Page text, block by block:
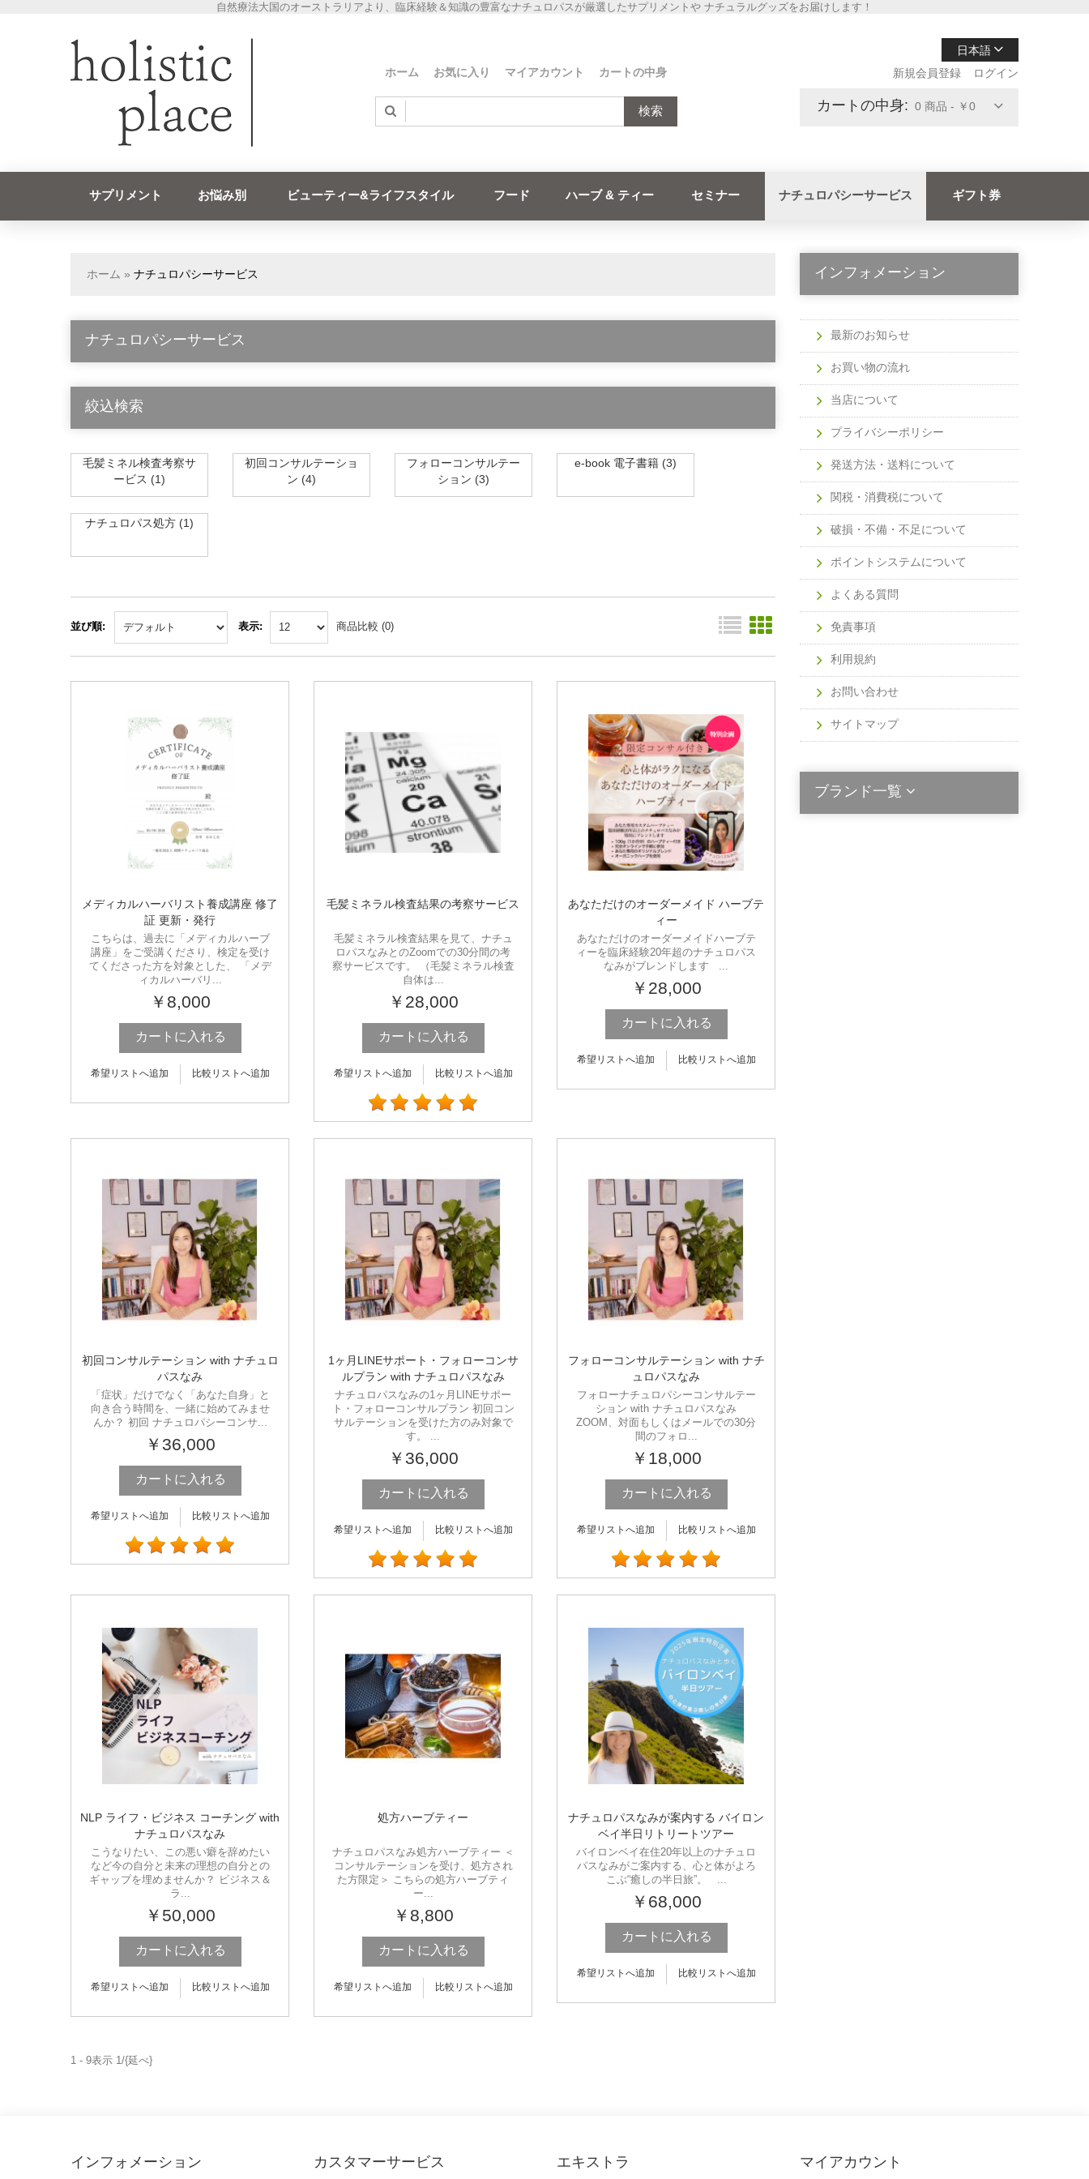
自然療法大国のオーストラリアより、臨床経験＆知識の豊富なナチュロパスが厳選したサプリメントや ナチュラルグッズをお届けします！
日本語
ログイン
新規会員登録
カートの中身: 0 商品 - ￥0
ホーム お気に入り マイアカウント カートの中身
検索
サプリメント お悩み別 ビューティー&ライフスタイル フード ハーブ & ティー セミナー ナチュロパシーサービス ギフト券
ホーム » ナチュロパシーサービス
ナチュロパシーサービス
絞込検索
毛髪ミネル検査考察サ
ービス (1)
初回コンサルテーショ
ン (4)
フォローコンサルテー
ション (3)
e-book 電子書籍 (3)
ナチュロパス処方 (1)
並び順: 表示: 商品比較 (0)
メディカルハーバリスト養成講座 修了
証 更新・発行
こちらは、過去に「メディカルハーブ
講座」をご受講くださり、検定を受け
てくださった方を対象とした、 「メデ
ィカルハーバリ...
￥8,000
カートに入れる
希望リストへ追加 比較リストへ追加
毛髪ミネラル検査結果の考察サービス
毛髪ミネラル検査結果を見て、ナチュ
ロパスなみとのZoomでの30分間の考
察サービスです。 （毛髪ミネラル検査
自体は...
￥28,000
カートに入れる
希望リストへ追加 比較リストへ追加
あなただけのオーダーメイド ハーブテ
ィー
あなただけのオーダーメイドハーブテ
ィーを臨床経験20年超のナチュロパス
なみがブレンドします ...
￥28,000
カートに入れる
希望リストへ追加 比較リストへ追加
初回コンサルテーション with ナチュロ
パスなみ
「症状」だけでなく「あなた自身」と
向き合う時間を、一緒に始めてみませ
んか？ 初回 ナチュロパシーコンサ...
￥36,000
カートに入れる
希望リストへ追加 比較リストへ追加
1ヶ月LINEサポート・フォローコンサ
ルプラン with ナチュロパスなみ
ナチュロパスなみの1ヶ月LINEサポー
ト・フォローコンサルプラン 初回コン
サルテーションを受けた方のみ対象で
す。 ...
￥36,000
カートに入れる
希望リストへ追加 比較リストへ追加
フォローコンサルテーション with ナチ
ュロパスなみ
フォローナチュロパシーコンサルテー
ション with ナチュロパスなみ
ZOOM、対面もしくはメールでの30分
間のフォロ...
￥18,000
カートに入れる
希望リストへ追加 比較リストへ追加
NLP ライフ・ビジネス コーチング with
ナチュロパスなみ
こうなりたい、この悪い癖を辞めたい
など今の自分と未来の理想の自分との
ギャップを埋めませんか？ ビジネス＆
ラ...
￥50,000
カートに入れる
希望リストへ追加 比較リストへ追加
処方ハーブティー
ナチュロパスなみ処方ハーブティー ＜
コンサルテーションを受け、処方され
た方限定＞ こちらの処方ハーブティ
ー...
￥8,800
カートに入れる
希望リストへ追加 比較リストへ追加
ナチュロパスなみが案内する バイロン
ベイ半日リトリートツアー
バイロンベイ在住20年以上のナチュロ
パスなみがご案内する、心と体がよろ
こぶ“癒しの半日旅”。 ...
￥68,000
カートに入れる
希望リストへ追加 比較リストへ追加
1 - 9表示 1/{延べ}
インフォメーション
最新のお知らせ
お買い物の流れ
当店について
プライバシーポリシー
発送方法・送料について
関税・消費税について
破損・不備・不足について
ポイントシステムについて
よくある質問
免責事項
利用規約
お問い合わせ
サイトマップ
ブランド一覧
インフォメーション カスタマーサービス エキストラ マイアカウント